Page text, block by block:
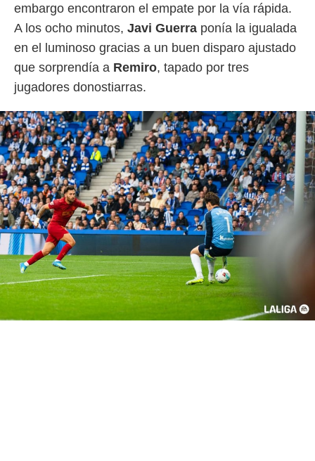
e
publicidad
publicidad
de
1199
embargo encontraron el empate por la vía rápida.
A los ocho minutos, Javi Guerra ponía la igualada
en el luminoso gracias a un buen disparo ajustado
que sorprendía a Remiro, tapado por tres
jugadores donostiarras.